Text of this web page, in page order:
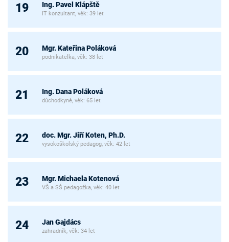
19 Ing. Pavel Klápště
IT konzultant, věk: 39 let
20 Mgr. Kateřina Poláková
podnikatelka, věk: 38 let
21 Ing. Dana Poláková
důchodkyně, věk: 65 let
22 doc. Mgr. Jiří Koten, Ph.D.
vysokoškolský pedagog, věk: 42 let
23 Mgr. Michaela Kotenová
VŠ a SŠ pedagožka, věk: 40 let
24 Jan Gajdács
zahradník, věk: 34 let